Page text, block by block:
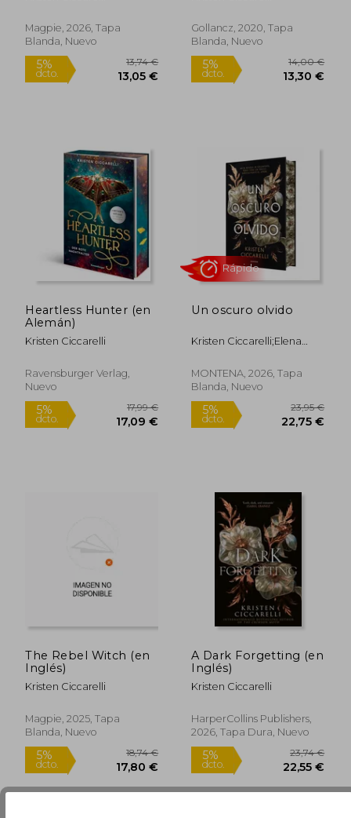
5%
dcto.
13,74 €
13,05 €
Magpie, 2026, Tapa
Blanda, Nuevo
Gollancz, 2020, Tapa
Blanda, Nuevo
Heartless Hunter (en
Alemán)
Kristen Ciccarelli
Ravensburger Verlag,
Nuevo
Un oscuro olvido
Kristen Ciccarelli;Elena
MONTENA, 2026, Tapa
Blanda, Nuevo
The Rebel Witch (en
Inglés)
Kristen Ciccarelli
Magpie, 2025, Tapa
Blanda, Nuevo
A Dark Forgetting (en
Inglés)
Kristen Ciccarelli
HarperCollins Publishers,
2026, Tapa Dura, Nuevo